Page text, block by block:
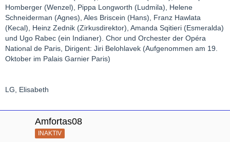
Homberger (Wenzel), Pippa Longworth (Ludmila), Helene
Schneiderman (Agnes), Ales Briscein (Hans), Franz Hawlata
(Kecal), Heinz Zednik (Zirkusdirektor), Amanda Sqitieri (Esmeralda)
und Ugo Rabec (ein Indianer). Chor und Orchester der Opéra
National de Paris, Dirigent: Jiri Belohlavek (Aufgenommen am 19.
Oktober im Palais Garnier Paris)
LG, Elisabeth
Amfortas08
INAKTIV